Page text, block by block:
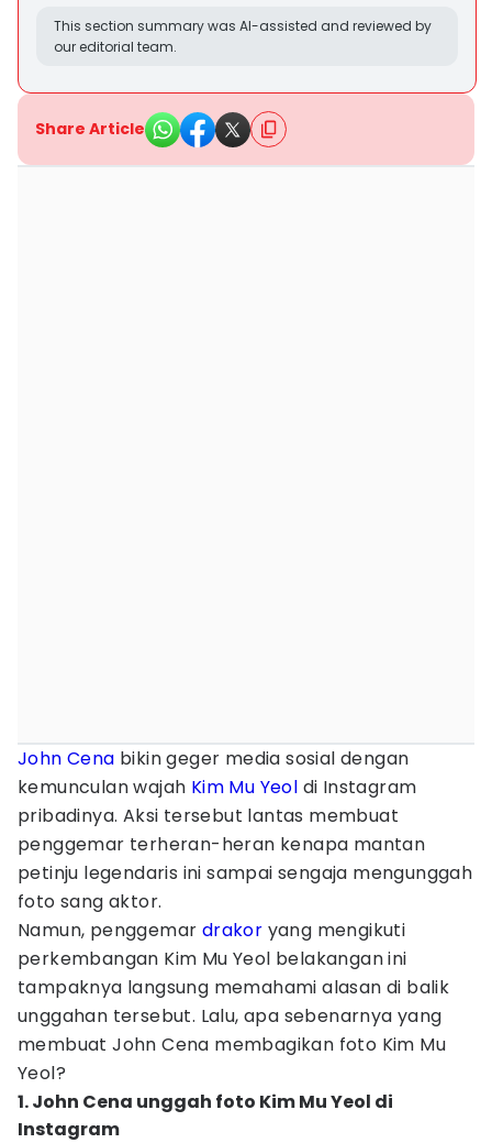
This section summary was AI-assisted and reviewed by
our editorial team.
Share Article
John Cena bikin geger media sosial dengan
kemunculan wajah Kim Mu Yeol di Instagram
pribadinya. Aksi tersebut lantas membuat
penggemar terheran-heran kenapa mantan
petinju legendaris ini sampai sengaja mengunggah
foto sang aktor.
Namun, penggemar drakor yang mengikuti
perkembangan Kim Mu Yeol belakangan ini
tampaknya langsung memahami alasan di balik
unggahan tersebut. Lalu, apa sebenarnya yang
membuat John Cena membagikan foto Kim Mu
Yeol?
1. John Cena unggah foto Kim Mu Yeol di
Instagram